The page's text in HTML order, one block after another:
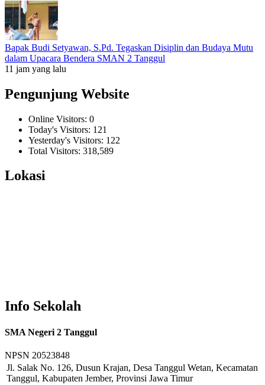
Bapak Budi Setyawan, S.Pd. Tegaskan Disiplin dan Budaya Mutu
dalam Upacara Bendera SMAN 2 Tanggul
11 jam yang lalu
Pengunjung Website
Online Visitors: 0
Today's Visitors: 121
Yesterday's Visitors: 122
Total Visitors: 318,589
Lokasi
Info Sekolah
SMA Negeri 2 Tanggul
NPSN 20523848
Jl. Salak No. 126, Dusun Krajan, Desa Tanggul Wetan, Kecamatan
Tanggul, Kabupaten Jember, Provinsi Jawa Timur